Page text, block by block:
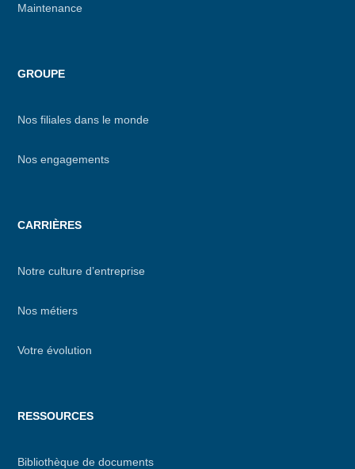
Maintenance
GROUPE
Nos filiales dans le monde
Nos engagements
CARRIÈRES
Notre culture d’entreprise
Nos métiers
Votre évolution
RESSOURCES
Bibliothèque de documents